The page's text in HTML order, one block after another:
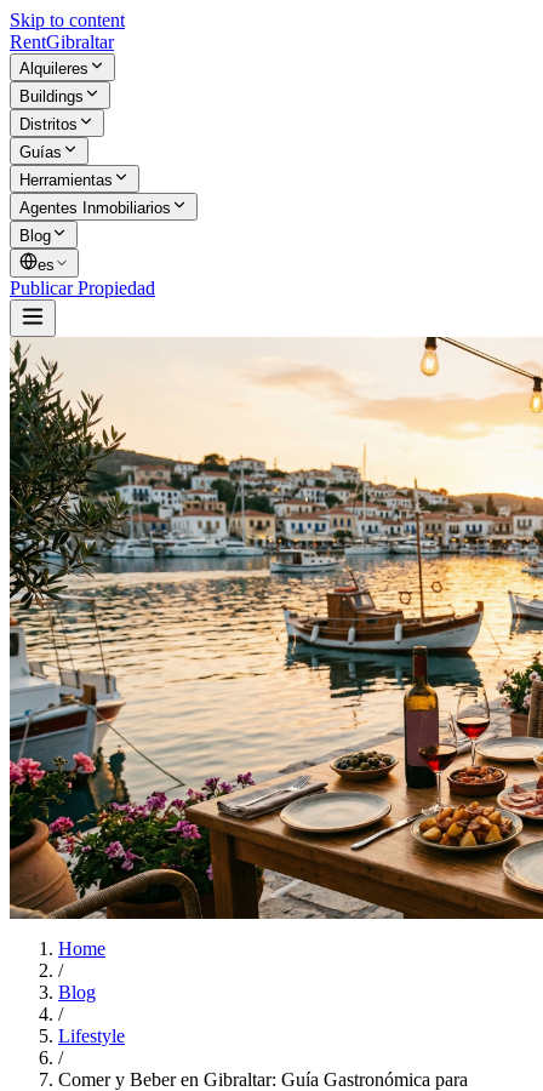
Skip to content
RentGibraltar
Alquileres
Buildings
Distritos
Guías
Herramientas
Agentes Inmobiliarios
Blog
es
Publicar Propiedad
Home
/
Blog
/
Lifestyle
/
Comer y Beber en Gibraltar: Guía Gastronómica para